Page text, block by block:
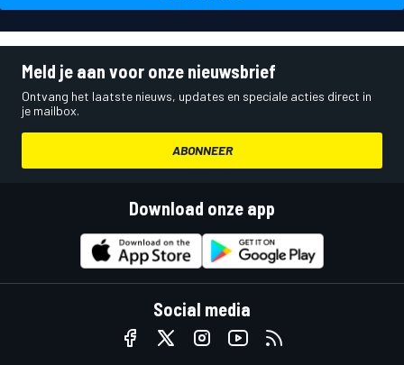
Meld je aan voor onze nieuwsbrief
Ontvang het laatste nieuws, updates en speciale acties direct in
je mailbox.
ABONNEER
Download onze app
Social media